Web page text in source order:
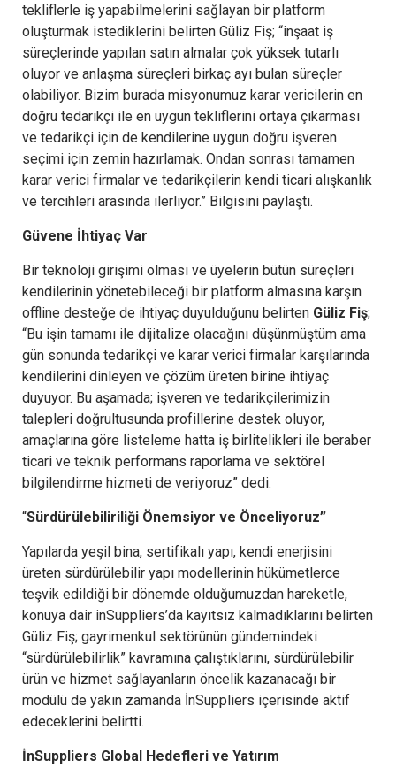
tekliflerle iş yapabilmelerini sağlayan bir platform
oluşturmak istediklerini belirten Güliz Fiş; “inşaat iş
süreçlerinde yapılan satın almalar çok yüksek tutarlı
oluyor ve anlaşma süreçleri birkaç ayı bulan süreçler
olabiliyor. Bizim burada misyonumuz karar vericilerin en
doğru tedarikçi ile en uygun tekliflerini ortaya çıkarması
ve tedarikçi için de kendilerine uygun doğru işveren
seçimi için zemin hazırlamak. Ondan sonrası tamamen
karar verici firmalar ve tedarikçilerin kendi ticari alışkanlık
ve tercihleri arasında ilerliyor.” Bilgisini paylaştı.
Güvene İhtiyaç Var
Bir teknoloji girişimi olması ve üyelerin bütün süreçleri
kendilerinin yönetebileceği bir platform almasına karşın
offline desteğe de ihtiyaç duyulduğunu belirten Güliz Fiş;
“Bu işin tamamı ile dijitalize olacağını düşünmüştüm ama
gün sonunda tedarikçi ve karar verici firmalar karşılarında
kendilerini dinleyen ve çözüm üreten birine ihtiyaç
duyuyor. Bu aşamada; işveren ve tedarikçilerimizin
talepleri doğrultusunda profillerine destek oluyor,
amaçlarına göre listeleme hatta iş birlitelikleri ile beraber
ticari ve teknik performans raporlama ve sektörel
bilgilendirme hizmeti de veriyoruz” dedi.
“Sürdürülebiliriliği Önemsiyor ve Önceliyoruz”
Yapılarda yeşil bina, sertifikalı yapı, kendi enerjisini
üreten sürdürülebilir yapı modellerinin hükümetlerce
teşvik edildiği bir dönemde olduğumuzdan hareketle,
konuya dair inSuppliers’da kayıtsız kalmadıklarını belirten
Güliz Fiş; gayrimenkul sektörünün gündemindeki
“sürdürülebilirlik” kavramına çalıştıklarını, sürdürülebilir
ürün ve hizmet sağlayanların öncelik kazanacağı bir
modülü de yakın zamanda İnSuppliers içerisinde aktif
edeceklerini belirtti.
İnSuppliers Global Hedefleri ve Yatırım